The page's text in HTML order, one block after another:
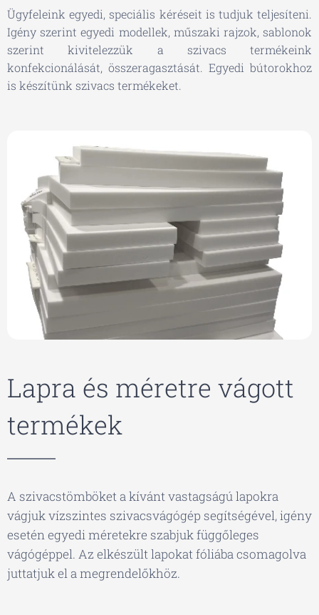
Ügyfeleink egyedi, speciális kéréseit is tudjuk teljesíteni.
Igény szerint egyedi modellek, műszaki rajzok, sablonok
szerint kivitelezzük a szivacs termékeink
konfekcionálását, összeragasztását. Egyedi bútorokhoz
is készítünk szivacs termékeket.
Lapra és méretre vágott
termékek
A szivacstömböket a kívánt vastagságú lapokra
vágjuk vízszintes szivacsvágógép segítségével, igény
esetén egyedi méretekre szabjuk függőleges
vágógéppel. Az elkészült lapokat fóliába csomagolva
juttatjuk el a megrendelőkhöz.